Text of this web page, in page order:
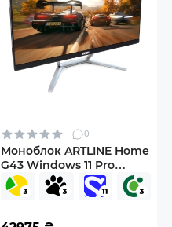
0
Моноблок ARTLINE Home
G43 Windows 11 Pro
(G43v34Win)